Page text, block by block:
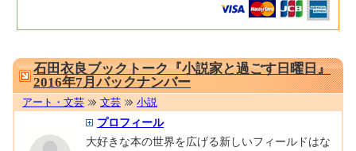
石田衣良ブックトーク『小説家と過ごす日曜日』
2016年7月バックナンバー
アート・文芸 文芸 小説
プロフィール
大好きな本の世界を広げる新しいフィールドはな